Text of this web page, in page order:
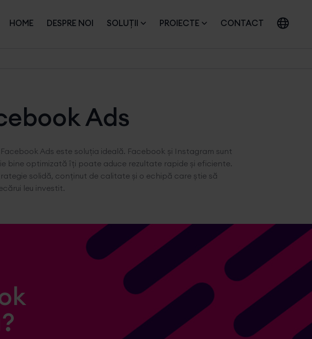
HOME DESPRE NOI SOLUȚII PROIECTE CONTACT
Ads
Ads este soluția ideală. Facebook și Instagram sunt
bine optimizată îți poate aduce rezultate rapide și eficiente.
solidă, conținut de calitate și o echipă care știe să
leu investit.